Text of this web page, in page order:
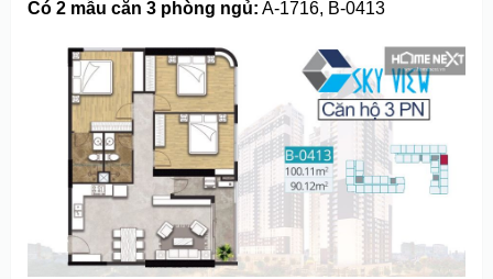
Có 2 mẫu căn 3 phòng ngủ: A-1716, B-0413